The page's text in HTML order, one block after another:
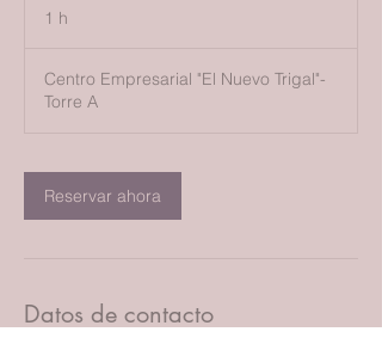
1 h
Centro Empresarial "El Nuevo Trigal"-
Torre A
Reservar ahora
Datos de contacto